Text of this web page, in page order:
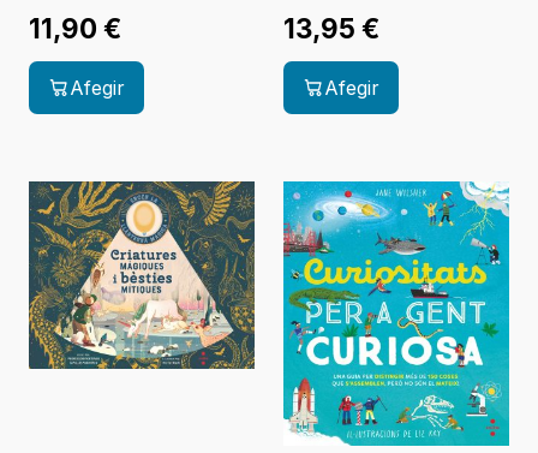
11,90 €
Afegir
13,95 €
Afegir